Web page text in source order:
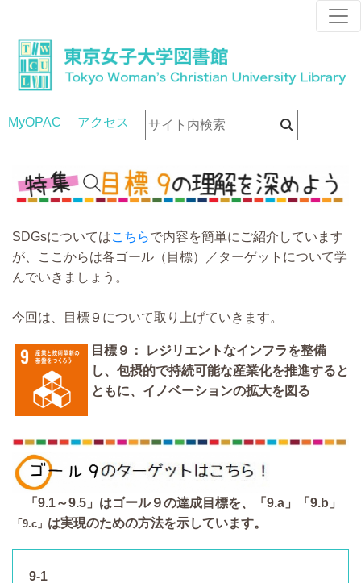
MyOPAC アクセス
SDGsについてはこちらで内容を簡単にご紹介しています
が、ここからは各ゴール（目標）／ターゲットについて学
んでいきましょう。
今回は、目標９について取り上げていきます。
目標９：
レジリエントなインフラを整備
し、包摂的で持続可能な産業化を推進すると
ともに、イノベーションの拡大を図る
「9.1～9.5」はゴール９の達成目標を、「9.a」「9.b」
「9.c」 は実現のための方法を示しています。
9-1